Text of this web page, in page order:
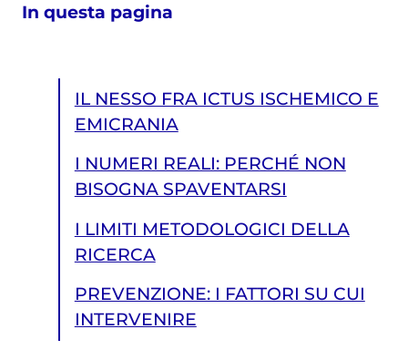
In questa pagina
IL NESSO FRA ICTUS ISCHEMICO E
EMICRANIA
I NUMERI REALI: PERCHÉ NON
BISOGNA SPAVENTARSI
I LIMITI METODOLOGICI DELLA
RICERCA
PREVENZIONE: I FATTORI SU CUI
INTERVENIRE